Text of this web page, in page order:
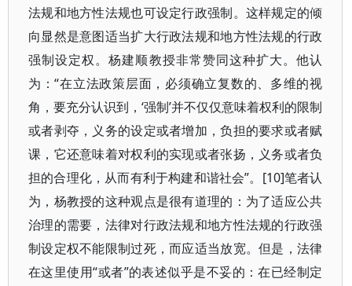
法规和地方性法规也可设定行政强制。这样规定的倾
向显然是意图适当扩大行政法规和地方性法规的行政
强制设定权。杨建顺教授非常赞同这种扩大。他认
为：“在立法政策层面，必须确立复数的、多维的视
角，要充分认识到，‘强制’并不仅仅意味着权利的限制
或者剥夺，义务的设定或者增加，负担的要求或者赋
课，它还意味着对权利的实现或者张扬，义务或者负
担的合理化，从而有利于构建和谐社会”。[10]笔者认
为，杨教授的这种观点是很有道理的：为了适应公共
治理的需要，法律对行政法规和地方性法规的行政强
制设定权不能限制过死，而应适当放宽。但是，法律
在这里使用“或者”的表述似乎是不妥的：在已经制定